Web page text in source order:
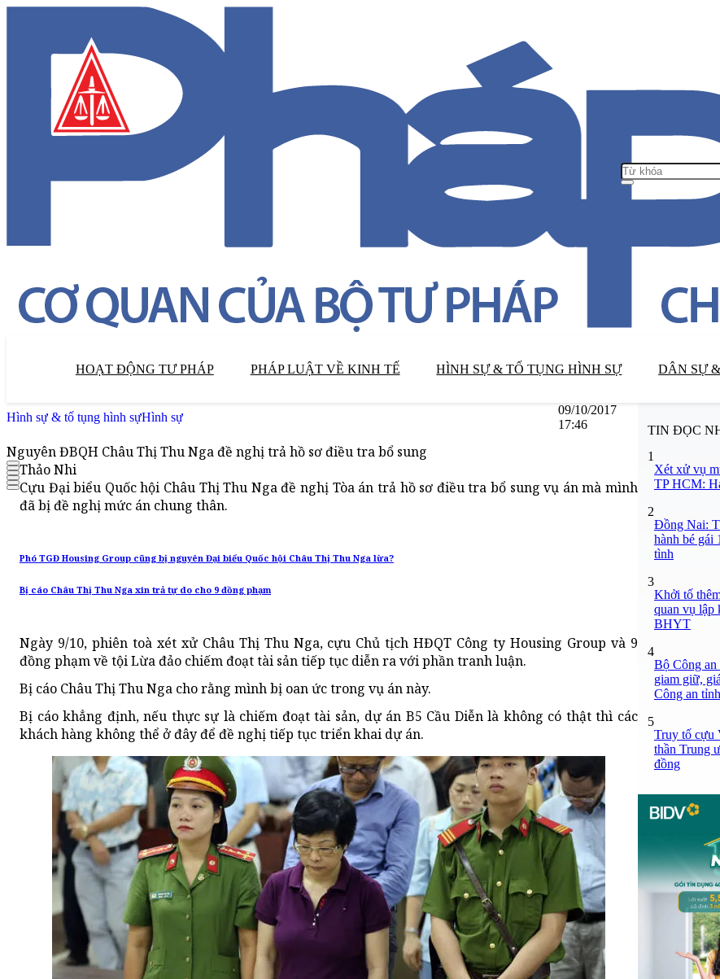
HOẠT ĐỘNG TƯ PHÁP PHÁP LUẬT VỀ KINH TẾ HÌNH SỰ & TỐ TỤNG HÌNH SỰ DÂN SỰ
Hình sự & tố tụng hình sựHình sự
09/10/2017
17:46
Nguyên ĐBQH Châu Thị Thu Nga đề nghị trả hồ sơ điều tra bổ sung
Thảo Nhi
Cựu Đại biểu Quốc hội Châu Thị Thu Nga đề nghị Tòa án trả hồ sơ điều tra bổ sung vụ án mà mình
đã bị đề nghị mức án chung thân.
Phó TGĐ Housing Group cũng bị nguyên Đại biểu Quốc hội Châu Thị Thu Nga lừa?
Bị cáo Châu Thị Thu Nga xin trả tự do cho 9 đồng phạm
Ngày 9/10, phiên toà xét xử Châu Thị Thu Nga, cựu Chủ tịch HĐQT Công ty Housing Group và 9
đồng phạm về tội Lừa đảo chiếm đoạt tài sản tiếp tục diễn ra với phần tranh luận.
Bị cáo Châu Thị Thu Nga cho rằng mình bị oan ức trong vụ án này.
Bị cáo khẳng định, nếu thực sự là chiếm đoạt tài sản, dự án B5 Cầu Diễn là không có thật thì các
khách hàng không thể ở đây để đề nghị tiếp tục triển khai dự án.
TIN ĐỌC
1
Xét xử vụ
TP HCM:
2
Đồng Nai:
hành bé gái
tình
3
Khởi tố
quan vụ lập
BHYT
4
Bộ Công an
giam giữ,
Công an
5
Truy tố cựu
thần Trung
đồng